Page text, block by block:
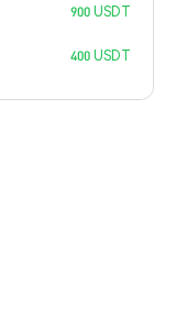
900 USDT
400 USDT